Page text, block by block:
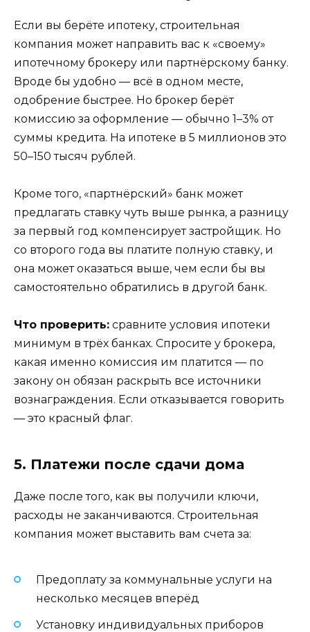
Если вы берёте ипотеку, строительная
компания может направить вас к «своему»
ипотечному брокеру или партнёрскому банку.
Вроде бы удобно — всё в одном месте,
одобрение быстрее. Но брокер берёт
комиссию за оформление — обычно 1–3% от
суммы кредита. На ипотеке в 5 миллионов это
50–150 тысяч рублей.
Кроме того, «партнёрский» банк может
предлагать ставку чуть выше рынка, а разницу
за первый год компенсирует застройщик. Но
со второго года вы платите полную ставку, и
она может оказаться выше, чем если бы вы
самостоятельно обратились в другой банк.
Что проверить: сравните условия ипотеки
минимум в трёх банках. Спросите у брокера,
какая именно комиссия им платится — по
закону он обязан раскрыть все источники
вознаграждения. Если отказывается говорить
— это красный флаг.
5. Платежи после сдачи дома
Даже после того, как вы получили ключи,
расходы не заканчиваются. Строительная
компания может выставить вам счета за:
Предоплату за коммунальные услуги на
несколько месяцев вперёд
Установку индивидуальных приборов